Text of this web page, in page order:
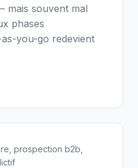
mais souvent mal
phases
you-go redevient
prospection b2b,